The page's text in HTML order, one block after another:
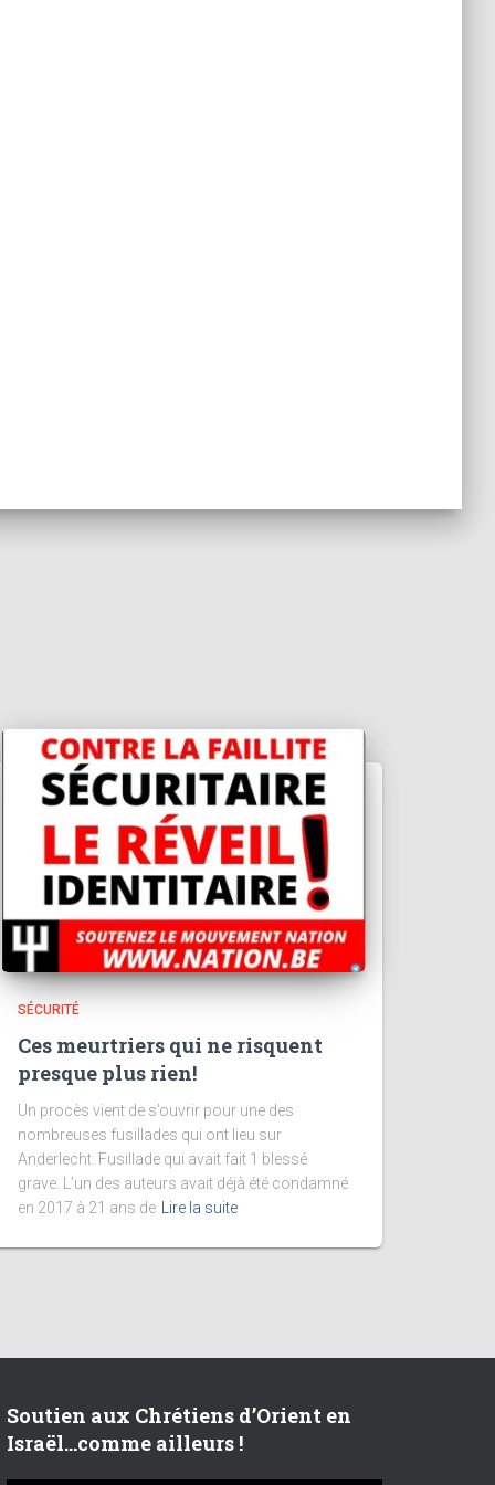
SÉCURITÉ
Ces meurtriers qui ne risquent
presque plus rien!
Un procès vient de s’ouvrir pour une des
nombreuses fusillades qui ont lieu sur
Anderlecht. Fusillade qui avait fait 1 blessé
grave. L’un des auteurs avait déjà été condamné
en 2017 à 21 ans de
Lire la suite
Soutien aux Chrétiens d’Orient en
Israël…comme ailleurs !